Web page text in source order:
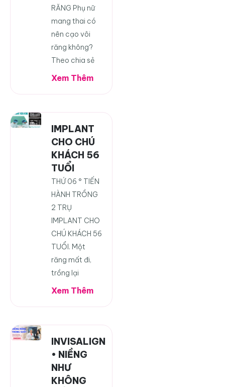
RĂNG Phụ nữ
mang thai có
nên cạo vôi
răng không?
Theo chia sẻ
Xem Thêm
IMPLANT
CHO CHÚ
KHÁCH 56
TUỔI
THỨ 06 ° TIẾN
HÀNH TRỒNG
2 TRỤ
IMPLANT CHO
CHÚ KHÁCH 56
TUỔI. Một
răng mất đi,
trồng lại
Xem Thêm
INVISALIGN
• NIỀNG
NHƯ
KHÔNG